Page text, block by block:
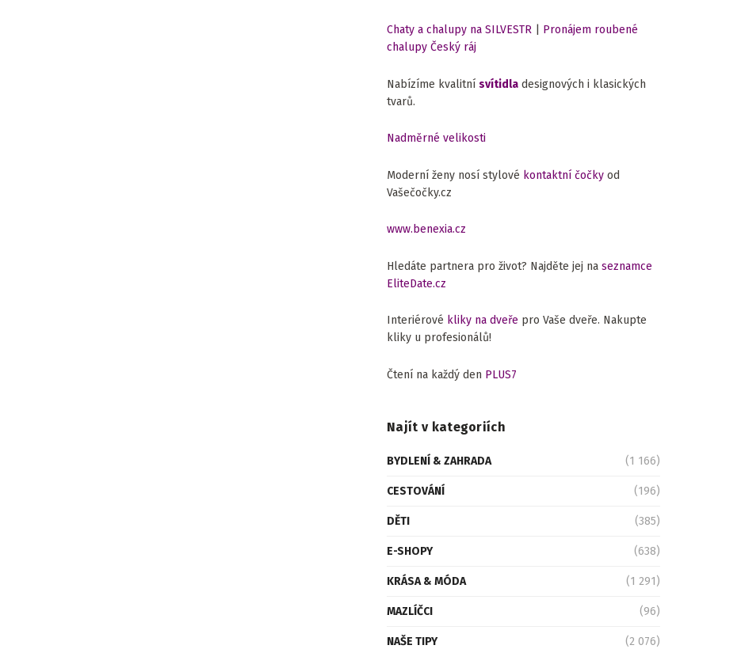
Chaty a chalupy na SILVESTR
Pronájem roubené
chalupy Český ráj
Nabízíme kvalitní svítidla designových i klasických
tvarů.
Nadměrné velikosti
Moderní ženy nosí stylové kontaktní čočky od
Vašečočky.cz
www.benexia.cz
Hledáte partnera pro život? Najděte jej na seznamce
EliteDate.cz
Interiérové kliky na dveře pro Vaše dveře. Nakupte
kliky u profesionálů!
Čtení na každý den PLUS7
Najít v kategoriích
BYDLENÍ & ZAHRADA (1 166)
CESTOVÁNÍ (196)
DĚTI (385)
E-SHOPY (638)
KRÁSA & MÓDA (1 291)
MAZLÍČCI (96)
NAŠE TIPY (2 076)